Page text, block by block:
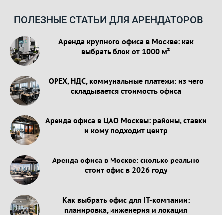
ПОЛЕЗНЫЕ СТАТЬИ ДЛЯ АРЕНДАТОРОВ
Аренда крупного офиса в Москве: как
выбрать блок от 1000 м²
OPEX, НДС, коммунальные платежи: из чего
складывается стоимость офиса
Аренда офиса в ЦАО Москвы: районы, ставки
и кому подходит центр
Аренда офиса в Москве: сколько реально
стоит офис в 2026 году
Как выбрать офис для IT-компании:
планировка, инженерия и локация